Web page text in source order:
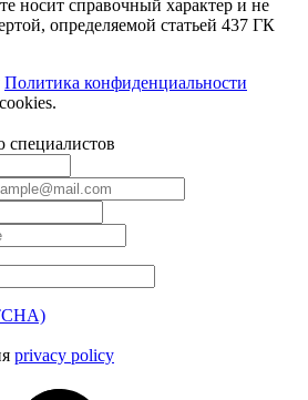
носит справочный характер и не
определяемой статьей 437 ГК
Политика конфиденциальности
специалистов
privacy policy